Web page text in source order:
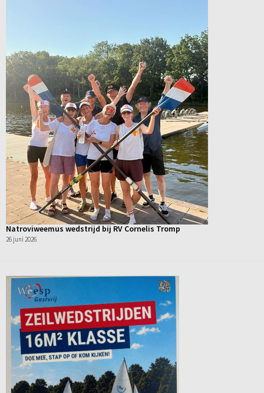
Natroviweemus wedstrijd bij RV Cornelis Tromp
26 juni 2026